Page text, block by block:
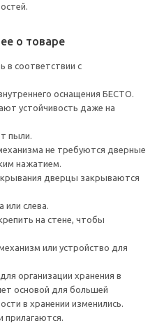
о товаре
в соответствии с
оснащения БЕСТО.
устойчивость даже на
пыли.
не требуются дверные
нажатием.
дверцы закрываются
слева.
на стене, чтобы
или устройство для
организации хранения в
основой для большей
в хранении изменились.
прилагаются.